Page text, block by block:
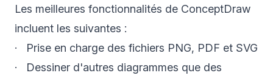
Les meilleures fonctionnalités de ConceptDraw
incluent les suivantes :
· Prise en charge des fichiers PNG, PDF et SVG
· Dessiner d'autres diagrammes que des